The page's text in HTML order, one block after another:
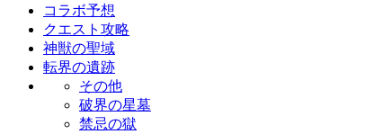
コラボ予想
クエスト攻略
神獣の聖域
転界の遺跡
その他
破界の星墓
禁忌の獄